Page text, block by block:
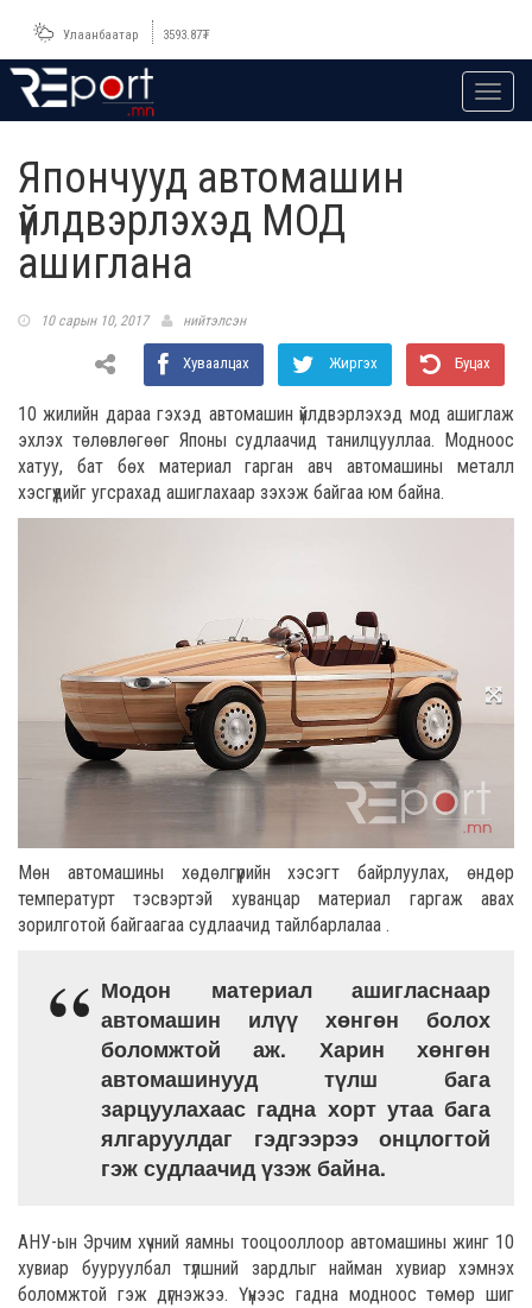
Улаанбаатар 3593.87₮
Япончууд автомашин
үйлдвэрлэхэд МОД
ашиглана
10 сарын 10, 2017 нийтэлсэн
Хуваалцах Жиргэх Буцах
10 жилийн дараа гэхэд автомашин үйлдвэрлэхэд мод ашиглаж
эхлэх төлөвлөгөөг Японы судлаачид танилцууллаа. Модноос
хатуу, бат бөх материал гарган авч автомашины металл
хэсгүүдийг угсрахад ашиглахаар зэхэж байгаа юм байна.
Мөн автомашины хөдөлгүүрийн хэсэгт байрлуулах, өндөр
температурт тэсвэртэй хуванцар материал гаргаж авах
зорилготой байгаагаа судлаачид тайлбарлалаа .
Модон материал ашигласнаар
автомашин илүү хөнгөн болох
боломжтой аж. Харин хөнгөн
автомашинууд түлш бага
зарцуулахаас гадна хорт утаа бага
ялгаруулдаг гэдгээрээ онцлогтой
гэж судлаачид үзэж байна.
АНУ-ын Эрчим хүчний яамны тооцооллоор автомашины жинг 10
хувиар бууруулбал түлшний зардлыг найман хувиар хэмнэх
боломжтой гэж дүгнэжээ. Үүнээс гадна модноос төмөр шиг